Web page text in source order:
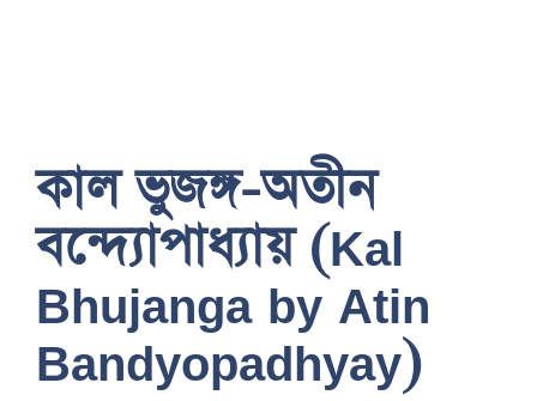
কাল ভুজঙ্গ-অতীন
বন্দ্যোপাধ্যায় (Kal
Bhujanga by Atin
Bandyopadhyay)